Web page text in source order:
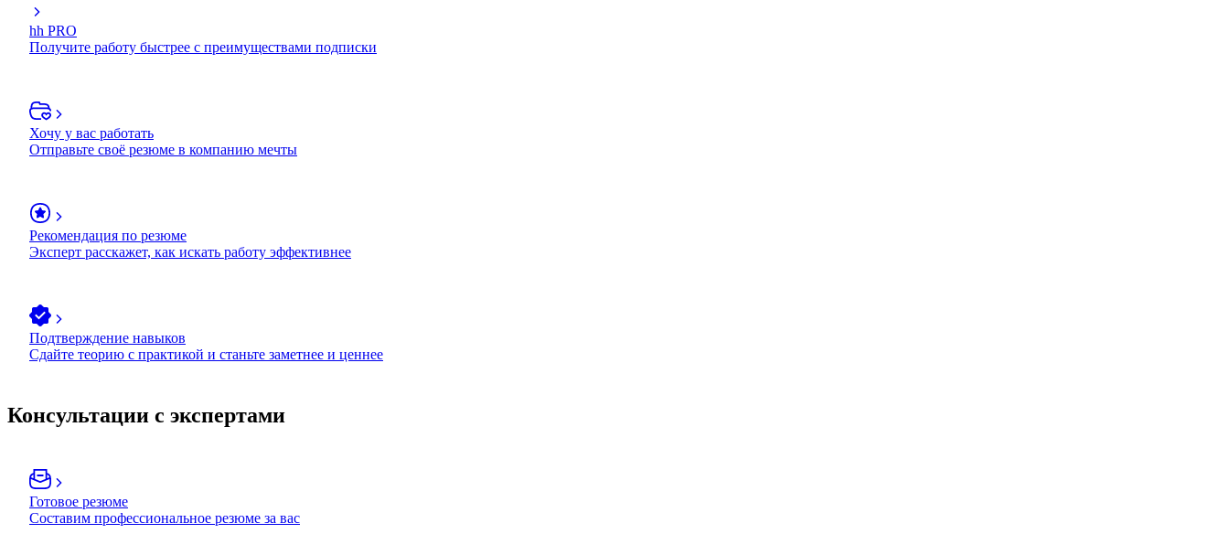
hh PRO
Получите работу быстрее с преимуществами подписки
Хочу у вас работать
Отправьте своё резюме в компанию мечты
Рекомендация по резюме
Эксперт расскажет, как искать работу эффективнее
Подтверждение навыков
Сдайте теорию с практикой и станьте заметнее и ценнее
Консультации с экспертами
Готовое резюме
Составим профессиональное резюме за вас